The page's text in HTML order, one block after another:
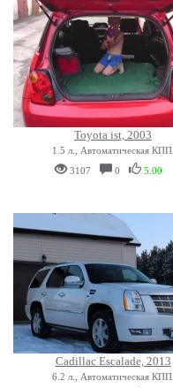
Toyota ist, 2003
1.5 л., Автоматическая КПП.
3107
0 5.00
Cadillac Escalade, 2013
6.2 л., Автоматическая КПП.